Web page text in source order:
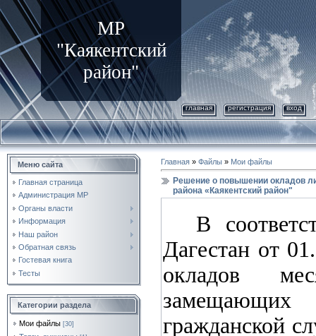
МР
"Каякентский
район"
главная регистрация вход
Меню сайта
Главная страница
Администрация МР
Органы власти
Информация
Наш район
Обратная связь
Гостевая книга
Тесты
Категории раздела
Мои файлы [30]
Главная » Файлы » Мои файлы
Решение о повышении окладов
района «Каякентский район"
В
Дагестан от
окладов
замещающих
гражданской